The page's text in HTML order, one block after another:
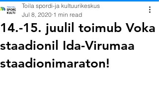
14.-15. juulil toimub Voka
staadionil Ida-Virumaa
staadionimaraton!
Toila spordi-ja kultuurikeskus
Jul 8, 2020 1 min read